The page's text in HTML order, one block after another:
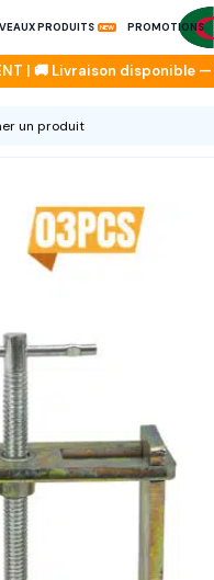
PRODUITS PROMOTIONS